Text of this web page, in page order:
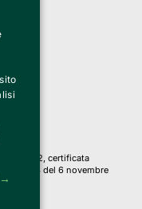
(MI)
6.2, certificata
445474 del 6 novembre